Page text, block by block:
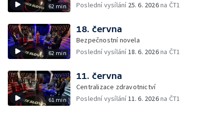
62 min
Poslední vysílání 25. 6. 2026na ČT1
62 min
18. června
Bezpečnostní novela
Poslední vysílání18. 6. 2026na ČT1
61 min
11. června
Centralizace zdravotnictví
Poslední vysílání11. 6. 2026na ČT1